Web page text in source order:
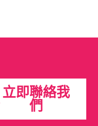
立即聯絡我
們